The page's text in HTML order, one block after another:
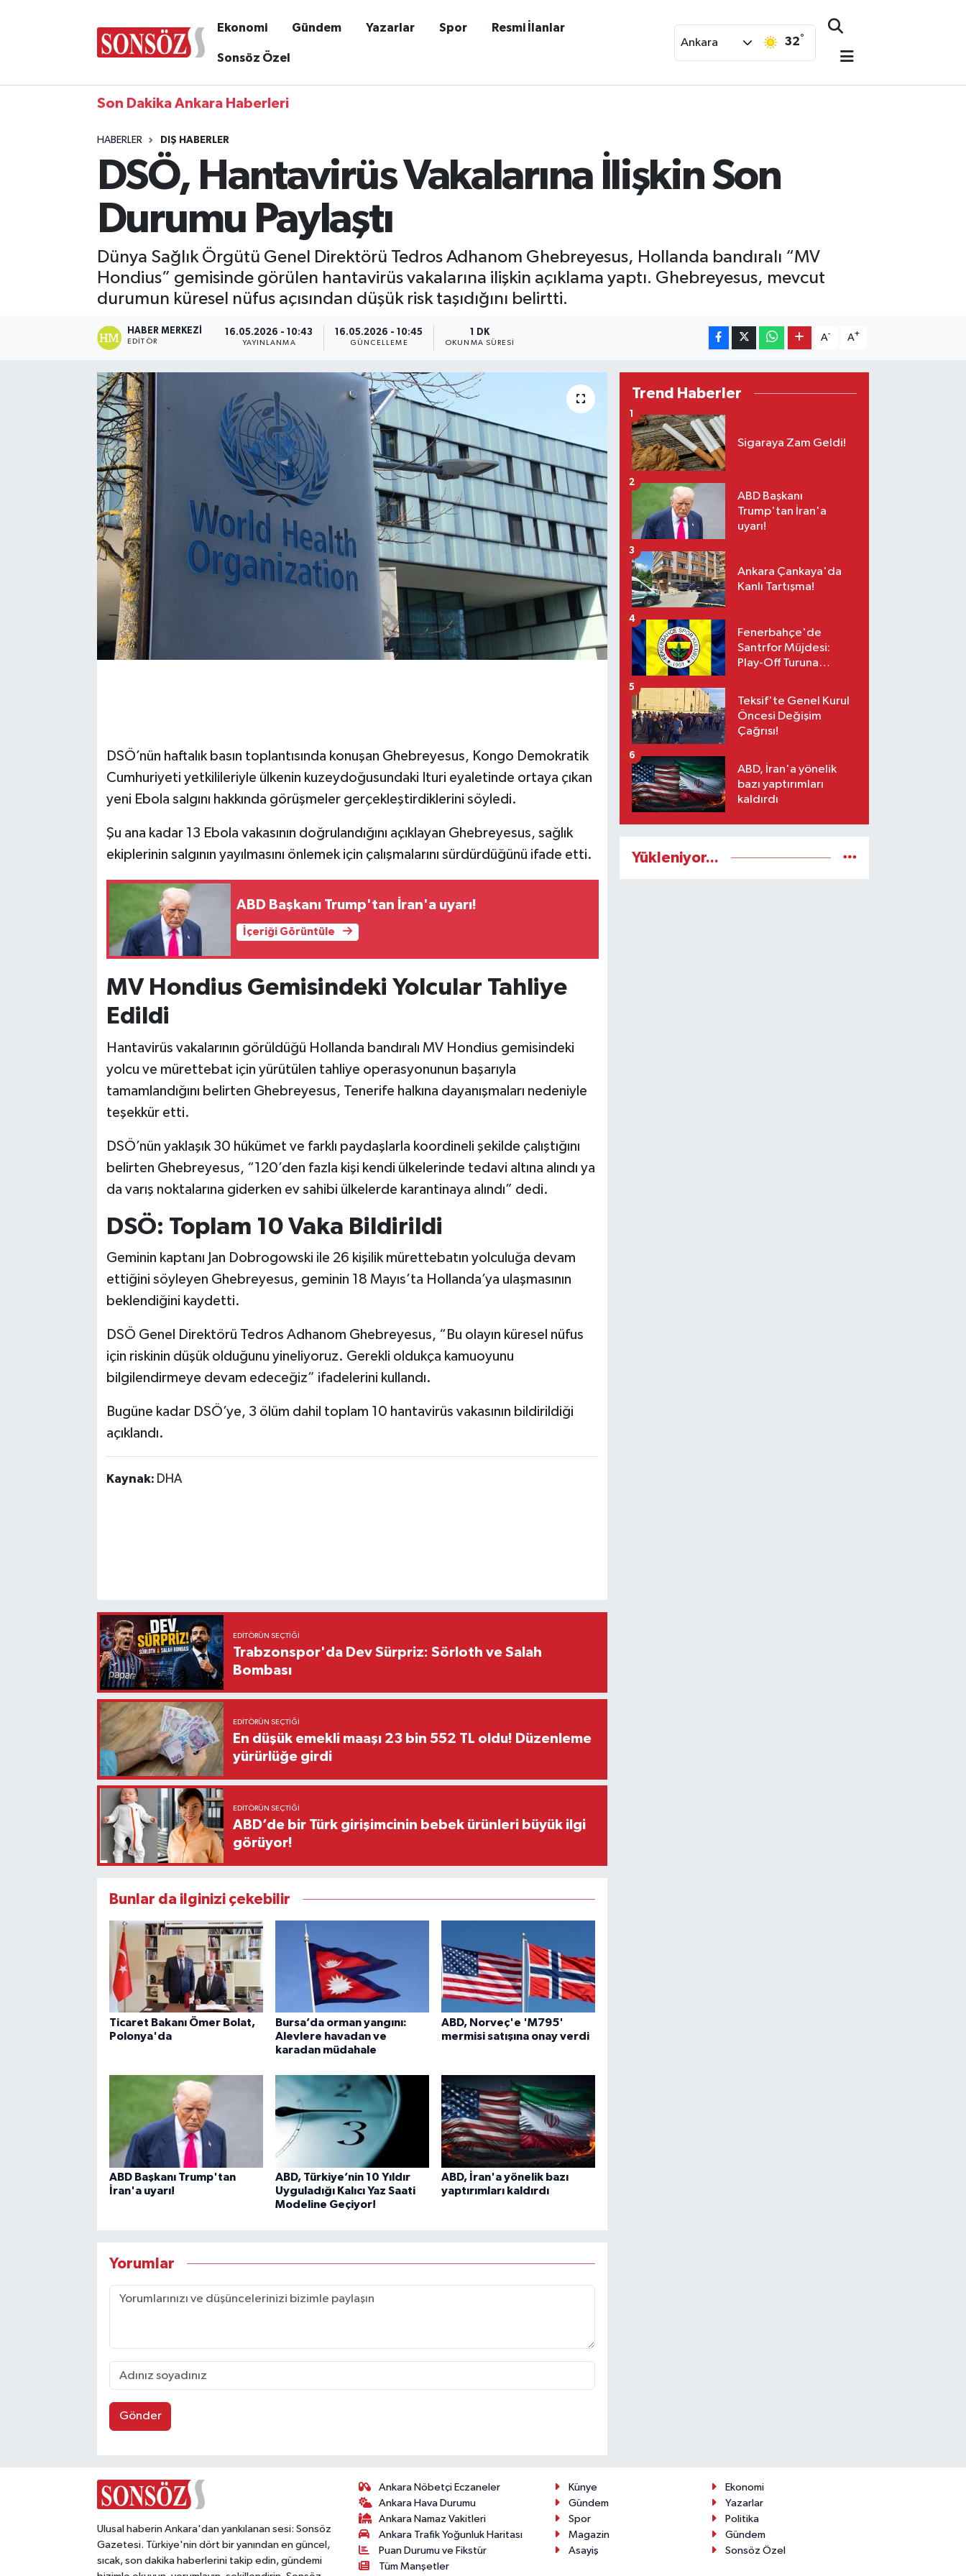
Ekonomi Gündem Yazarlar Spor Resmi İlanlar
Sonsöz Özel
Ankara 32°
Son Dakika Ankara Haberleri
HABERLER DIŞ HABERLER
DSÖ, Hantavirüs Vakalarına İlişkin Son
Durumu Paylaştı
Dünya Sağlık Örgütü Genel Direktörü Tedros Adhanom Ghebreyesus, Hollanda bandıralı “MV
Hondius” gemisinde görülen hantavirüs vakalarına ilişkin açıklama yaptı. Ghebreyesus, mevcut
durumun küresel nüfus açısından düşük risk taşıdığını belirtti.
HABER MERKEZI
EDITÖR
16.05.2026 - 10:43
YAYINLANMA
16.05.2026 - 10:45
GÜNCELLEME
1 DK
OKUNMA SÜRESI
A- A+
DSÖ’nün haftalık basın toplantısında konuşan Ghebreyesus, Kongo Demokratik
Cumhuriyeti yetkilileriyle ülkenin kuzeydoğusundaki Ituri eyaletinde ortaya çıkan
yeni Ebola salgını hakkında görüşmeler gerçekleştirdiklerini söyledi.
Şu ana kadar 13 Ebola vakasının doğrulandığını açıklayan Ghebreyesus, sağlık
ekiplerinin salgının yayılmasını önlemek için çalışmalarını sürdürdüğünü ifade etti.
ABD Başkanı Trump'tan İran'a uyarı!
İçeriği Görüntüle
MV Hondius Gemisindeki Yolcular Tahliye
Edildi
Hantavirüs vakalarının görüldüğü Hollanda bandıralı MV Hondius gemisindeki
yolcu ve mürettebat için yürütülen tahliye operasyonunun başarıyla
tamamlandığını belirten Ghebreyesus, Tenerife halkına dayanışmaları nedeniyle
teşekkür etti.
DSÖ’nün yaklaşık 30 hükümet ve farklı paydaşlarla koordineli şekilde çalıştığını
belirten Ghebreyesus, “120’den fazla kişi kendi ülkelerinde tedavi altına alındı ya
da varış noktalarına giderken ev sahibi ülkelerde karantinaya alındı” dedi.
DSÖ: Toplam 10 Vaka Bildirildi
Geminin kaptanı Jan Dobrogowski ile 26 kişilik mürettebatın yolculuğa devam
ettiğini söyleyen Ghebreyesus, geminin 18 Mayıs’ta Hollanda’ya ulaşmasının
beklendiğini kaydetti.
DSÖ Genel Direktörü Tedros Adhanom Ghebreyesus, “Bu olayın küresel nüfus
için riskinin düşük olduğunu yineliyoruz. Gerekli oldukça kamuoyunu
bilgilendirmeye devam edeceğiz” ifadelerini kullandı.
Bugüne kadar DSÖ’ye, 3 ölüm dahil toplam 10 hantavirüs vakasının bildirildiği
açıklandı.
Kaynak: DHA
EDITÖRÜN SEÇTIĞI
Trabzonspor'da Dev Sürpriz: Sörloth ve Salah
Bombası
EDITÖRÜN SEÇTIĞI
En düşük emekli maaşı 23 bin 552 TL oldu! Düzenleme
yürürlüğe girdi
EDITÖRÜN SEÇTIĞI
ABD’de bir Türk girişimcinin bebek ürünleri büyük ilgi
görüyor!
Bunlar da ilginizi çekebilir
Ticaret Bakanı Ömer Bolat,
Polonya'da
Bursa’da orman yangını:
Alevlere havadan ve
karadan müdahale
ABD, Norveç'e 'M795'
mermisi satışına onay verdi
ABD Başkanı Trump'tan
İran'a uyarı!
ABD, Türkiye’nin 10 Yıldır
Uyguladığı Kalıcı Yaz Saati
Modeline Geçiyor!
ABD, İran'a yönelik bazı
yaptırımları kaldırdı
Yorumlar
Gönder
Trend Haberler
Sigaraya Zam Geldi!
1
ABD Başkanı
Trump'tan İran'a
uyarı!
2
Ankara Çankaya'da
Kanlı Tartışma!
3
Fenerbahçe'de
Santrfor Müjdesi:
Play-Off Turuna
4
Teksif'te Genel Kurul
Öncesi Değişim
Çağrısı!
5
ABD, İran'a yönelik
bazı yaptırımları
kaldırdı
6
Yükleniyor...
Ulusal haberin Ankara'dan yankılanan sesi: Sonsöz
Gazetesi. Türkiye'nin dört bir yanından en güncel,
sıcak, son dakika haberlerini takip edin, gündemi
Ankara Nöbetçi Eczaneler
Ankara Hava Durumu
Ankara Namaz Vakitleri
Ankara Trafik Yoğunluk Haritası
Puan Durumu ve Fikstür
Tüm Manşetler
Künye
Ekonomi
Gündem
Yazarlar
Spor
Politika
Magazin
Gündem
Asayiş
Sonsöz Özel